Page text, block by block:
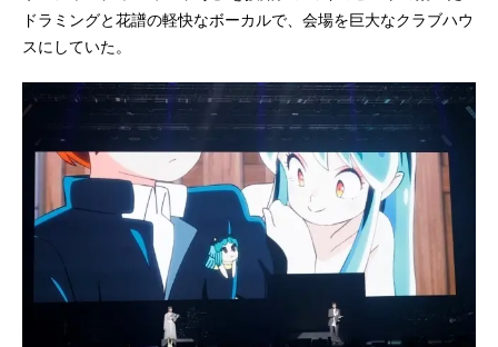
ドラミングと花譜の軽快なボーカルで、会場を巨大なクラブハウ
スにしていた。